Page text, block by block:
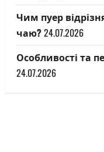
Чим пуер
чаю?24.07.2026
Особливості та
24.07.2026